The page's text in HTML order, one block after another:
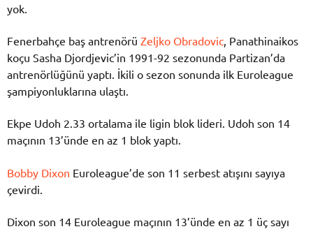
yok.
Fenerbahçe baş antrenörü Zeljko Obradovic, Panathinaikos
koçu Sasha Djordjevic’in 1991-92 sezonunda Partizan’da
antrenörlüğünü yaptı. İkili o sezon sonunda ilk Euroleague
şampiyonluklarına ulaştı.
Ekpe Udoh 2.33 ortalama ile ligin blok lideri. Udoh son 14
maçının 13’ünde en az 1 blok yaptı.
Bobby Dixon Euroleague’de son 11 serbest atışını sayıya
çevirdi.
Dixon son 14 Euroleague maçının 13’ünde en az 1 üç sayı